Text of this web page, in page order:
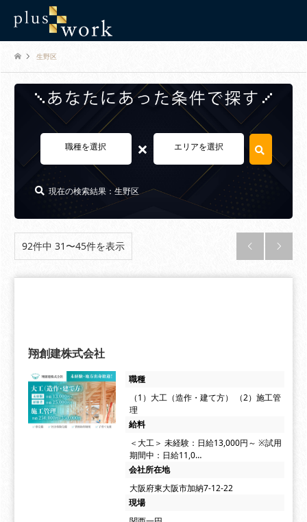
生野区
職種を選択 × エリアを選択
現在の検索結果：生野区
92件中 31〜45件を表示  
翔創建株式会社
職種
（1）大工（造作・建て方） （2）施工管
理
給料
＜大工＞ 未経験：日給13,000円～ ※試用
期間中：日給11,0…
会社所在地
大阪府東大阪市加納7-12-22
現場